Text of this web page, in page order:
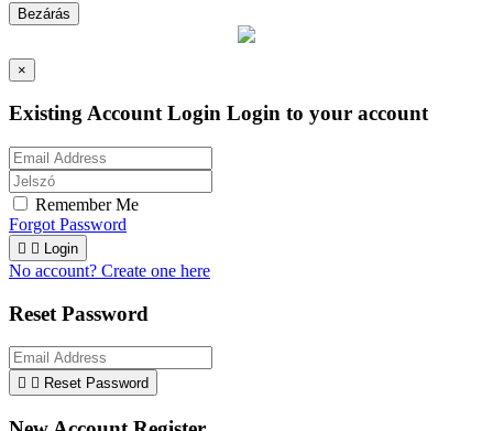
Bezárás
×
Existing Account Login Login to your account
Remember Me
Forgot Password
  Login
No account? Create one here
Reset Password
  Reset Password